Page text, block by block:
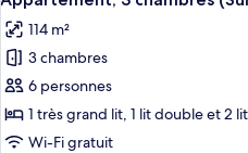
chambre
Appartement,
2
(Suite)
toutes
les
photos
pour
ce
type
114 m²
3 chambres
6 personnes
1 très grand lit, 1 lit double et 2
Wi-Fi gratuit